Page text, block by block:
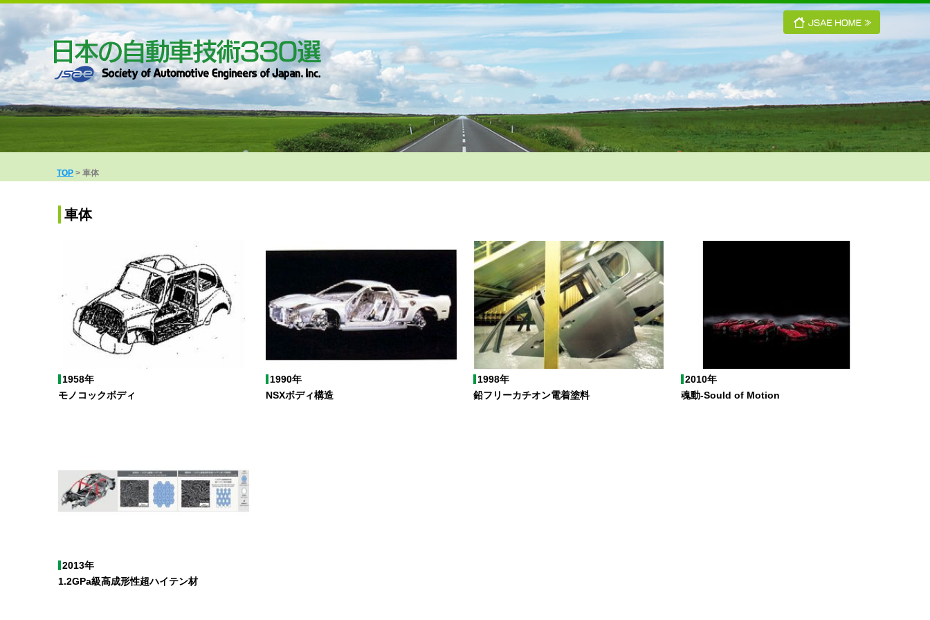
TOP 車体
車体
1958年
モノコックボディ
1990年
NSXボディ構造
1998年
鉛フリーカチオン電着塗料
2010年
魂動-Sould of Motion
2013年
1.2GPa級高成形性超ハイテン材